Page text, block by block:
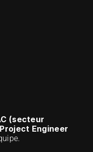
(secteur
Project Engineer